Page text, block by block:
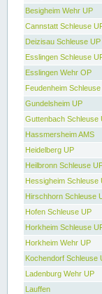
Besigheim Wehr UP
Cannstatt Schleuse
Deizisau Schleuse UP
Esslingen Schleuse
Esslingen Wehr OP
Feudenheim Schleuse
Gundelsheim UP
Guttenbach Schleuse
Hassmersheim AMS
Heidelberg UP
Heilbronn Schleuse
Hessigheim Schleuse
Hirschhorn Schleuse
Hofen Schleuse UP
Horkheim Schleuse
Horkheim Wehr UP
Kochendorf Schleuse
Ladenburg Wehr UP
Lauffen